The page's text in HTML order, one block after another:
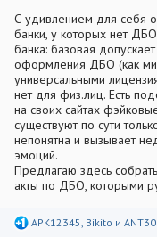
С удивлением для себя
банки, у которых нет
банка: базовая
оформления ДБО (как
универсальными
нет для физ.лиц. Есть
на своих сайтах
существуют по сути
непонятна и вызывает
эмоций.
Предлагаю здесь
акты по ДБО, которыми
Р
APK12345 Bikito и ANT30